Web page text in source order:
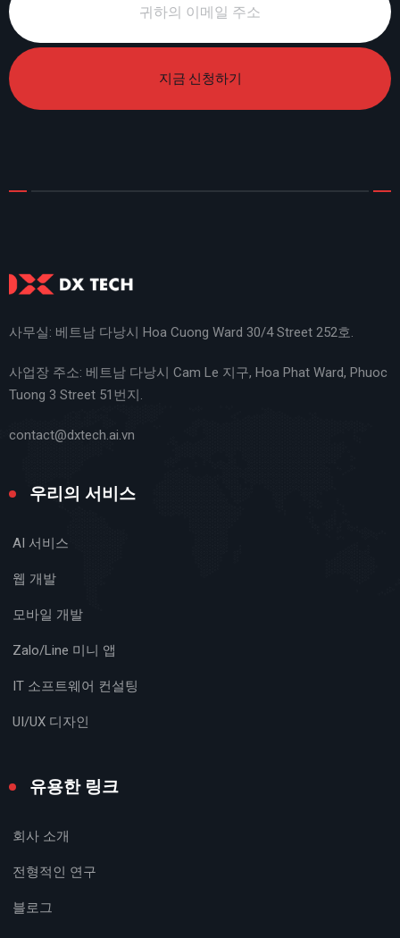
지금 신청하기
사무실: 베트남 다낭시 Hoa Cuong Ward 30/4 Street 252호.
사업장 주소: 베트남 다낭시 Cam Le 지구, Hoa Phat Ward, Phuoc
Tuong 3 Street 51번지.
contact@dxtech.ai.vn
우리의 서비스
AI 서비스
웹 개발
모바일 개발
Zalo/Line 미니 앱
IT 소프트웨어 컨설팅
UI/UX 디자인
유용한 링크
회사 소개
전형적인 연구
블로그